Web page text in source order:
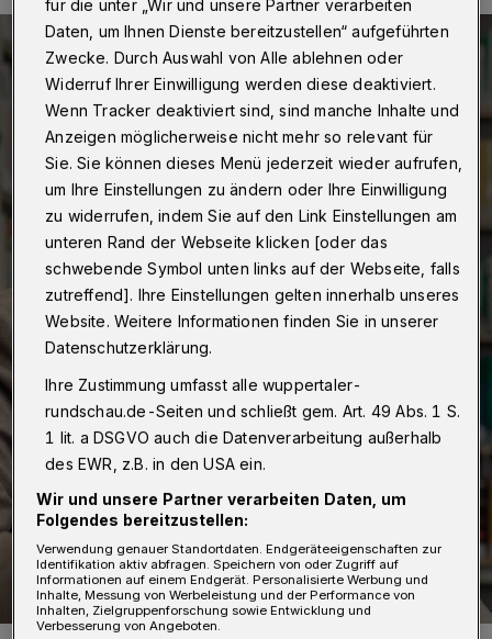
für die unter „Wir und unsere Partner verarbeiten
Daten, um Ihnen Dienste bereitzustellen“ aufgeführten
Zwecke. Durch Auswahl von Alle ablehnen oder
Widerruf Ihrer Einwilligung werden diese deaktiviert.
Wenn Tracker deaktiviert sind, sind manche Inhalte und
Anzeigen möglicherweise nicht mehr so relevant für
Sie. Sie können dieses Menü jederzeit wieder aufrufen,
um Ihre Einstellungen zu ändern oder Ihre Einwilligung
zu widerrufen, indem Sie auf den Link Einstellungen am
unteren Rand der Webseite klicken [oder das
schwebende Symbol unten links auf der Webseite, falls
zutreffend]. Ihre Einstellungen gelten innerhalb unseres
Website. Weitere Informationen finden Sie in unserer
Datenschutzerklärung.
Ihre Zustimmung umfasst alle wuppertaler-
rundschau.de-Seiten und schließt gem. Art. 49 Abs. 1 S.
1 lit. a DSGVO auch die Datenverarbeitung außerhalb
des EWR, z.B. in den USA ein.
Wir und unsere Partner verarbeiten Daten, um
Folgendes bereitzustellen:
Verwendung genauer Standortdaten. Endgeräteeigenschaften zur
Identifikation aktiv abfragen. Speichern von oder Zugriff auf
Informationen auf einem Endgerät. Personalisierte Werbung und
Inhalte, Messung von Werbeleistung und der Performance von
Inhalten, Zielgruppenforschung sowie Entwicklung und
Verbesserung von Angeboten.